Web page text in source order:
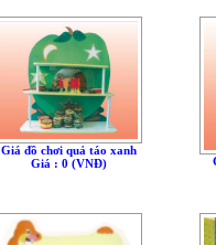
Giá đồ chơi quả táo xanh
Giá : 0 (VNÐ)